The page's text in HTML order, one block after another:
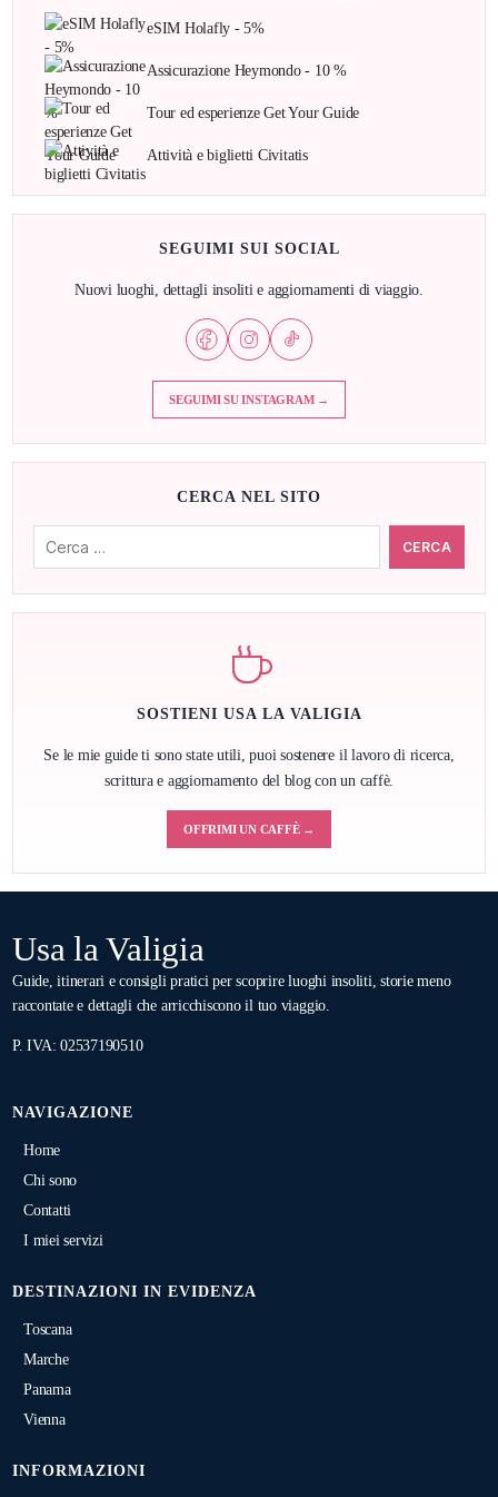
eSIM Holafly - 5%
Assicurazione Heymondo - 10 %
Tour ed esperienze Get Your Guide
Attività e biglietti Civitatis
SEGUIMI SUI SOCIAL
Nuovi luoghi, dettagli insoliti e aggiornamenti di viaggio.
SEGUIMI SU INSTAGRAM →
CERCA NEL SITO
SOSTIENI USA LA VALIGIA
Se le mie guide ti sono state utili, puoi sostenere il lavoro di ricerca,
scrittura e aggiornamento del blog con un caffè.
OFFRIMI UN CAFFÈ →
Usa la Valigia
Guide, itinerari e consigli pratici per scoprire luoghi insoliti, storie meno
raccontate e dettagli che arricchiscono il tuo viaggio.
P. IVA: 02537190510
NAVIGAZIONE
Home
Chi sono
Contatti
I miei servizi
DESTINAZIONI IN EVIDENZA
Toscana
Marche
Panama
Vienna
INFORMAZIONI